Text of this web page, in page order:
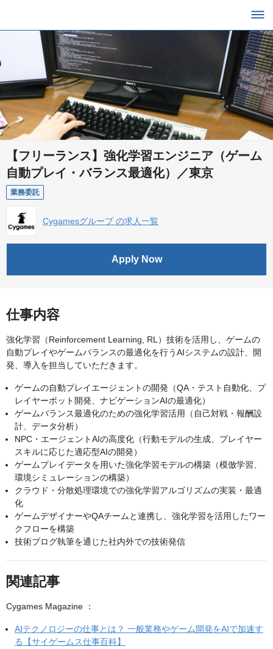
【フリーランス】強化学習エンジニア（ゲーム
自動プレイ・バランス最適化）／東京
業務委託
Cygamesグループ の求人一覧
Apply Now
仕事内容
強化学習（Reinforcement Learning, RL）技術を活用し、ゲームの
自動プレイやゲームバランスの最適化を行うAIシステムの設計、開
発、導入を担当していただきます。
ゲームの自動プレイエージェントの開発（QA・テスト自動化、プ
レイヤーボット開発、ナビゲーションAIの最適化）
ゲームバランス最適化のための強化学習活用（自己対戦・報酬設
計、データ分析）
NPC・エージェントAIの高度化（行動モデルの生成、プレイヤー
スキルに応じた適応型AIの開発）
ゲームプレイデータを用いた強化学習モデルの構築（模倣学習、
環境シミュレーションの構築）
クラウド・分散処理環境での強化学習アルゴリズムの実装・最適
化
ゲームデザイナーやQAチームと連携し、強化学習を活用したワー
クフローを構築
技術ブログ執筆を通じた社内外での技術発信
関連記事
Cygames Magazine ：
AIテクノロジーの仕事とは？ 一般業務やゲーム開発をAIで加速す
る【サイゲームス仕事百科】